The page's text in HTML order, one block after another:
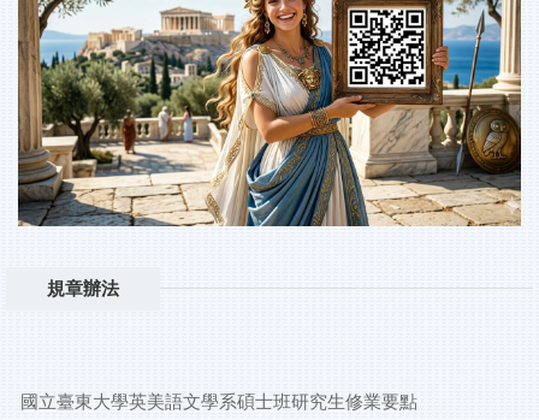
規章辦法
國立臺東大學英美語文學系碩士班研究生修業要點